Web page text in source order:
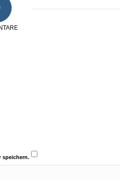
speichern.